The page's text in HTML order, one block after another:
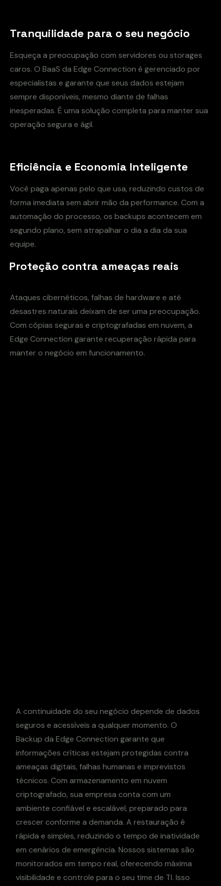
Tranquilidade para o seu negócio
Esqueça a preocupação com servidores ou storages
caros. O BaaS da Edge Connection é gerenciado por
especialistas e garante que seus dados estejam
sempre disponíveis, mesmo diante de falhas
inesperadas. É uma solução completa para manter sua
operação segura e ágil.
Eficiência e Economia Inteligente
Você paga apenas pelo que usa, reduzindo custos de
forma imediata sem abrir mão da performance. Com a
automação do processo, os backups acontecem em
segundo plano, sem atrapalhar o dia a dia da sua
equipe.
Proteção contra ameaças reais
Ataques cibernéticos, falhas de hardware e até
desastres naturais deixam de ser uma preocupação.
Com cópias seguras e criptografadas em nuvem, a
Edge Connection garante recuperação rápida para
manter o negócio em funcionamento.
A continuidade do seu negócio depende de dados
seguros e acessíveis a qualquer momento. O
Backup da Edge Connection garante que
informações críticas estejam protegidas contra
ameaças digitais, falhas humanas e imprevistos
técnicos. Com armazenamento em nuvem
criptografado, sua empresa conta com um
ambiente confiável e escalável, preparado para
crescer conforme a demanda. A restauração é
rápida e simples, reduzindo o tempo de inatividade
em cenários de emergência. Nossos sistemas são
monitorados em tempo real, oferecendo máxima
visibilidade e controle para o seu time de TI. Isso